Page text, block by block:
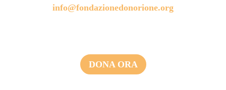
info@fondazionedonorione.org
DONA ORA